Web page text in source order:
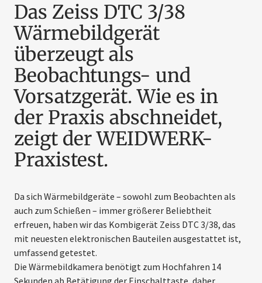
Das Zeiss DTC 3/38
Wärmebildgerät
überzeugt als
Beobachtungs- und
Vorsatzgerät. Wie es in
der Praxis abschneidet,
zeigt der WEIDWERK-
Praxistest.
Da sich Wärmebildgeräte – sowohl zum Beobachten als
auch zum Schießen – immer größerer Beliebtheit
erfreuen, haben wir das Kombigerät Zeiss DTC 3/38, das
mit neuesten elektronischen Bauteilen ausgestattet ist,
umfassend getestet.
Die Wärmebildkamera benötigt zum Hochfahren 14
Sekunden ab Betätigung der Einschalttaste, daher